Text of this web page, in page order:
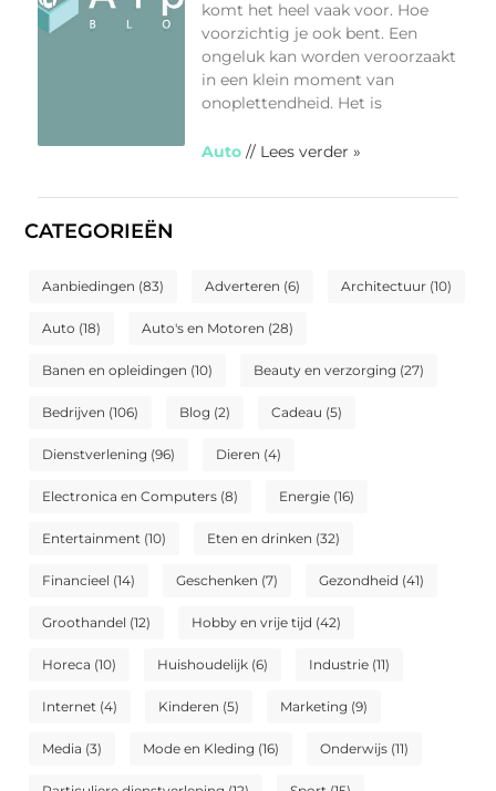
CATEGORIEËN
Aanbiedingen (83) Adverteren (6) Architectuur (10)
Auto (18) Auto's en Motoren (28)
Banen en opleidingen (10) Beauty en verzorging (27)
Bedrijven (106) Blog (2) Cadeau (5)
Dienstverlening (96) Dieren (4)
Electronica en Computers (8) Energie (16)
Entertainment (10) Eten en drinken (32)
Financieel (14) Geschenken (7) Gezondheid (41)
Groothandel (12) Hobby en vrije tijd (42)
Horeca (10) Huishoudelijk (6) Industrie (11)
Internet (4) Kinderen (5) Marketing (9)
Media (3) Mode en Kleding (16) Onderwijs (11)
komt het heel vaak voor. Hoe
voorzichtig je ook bent. Een
ongeluk kan worden veroorzaakt
in een klein moment van
onoplettendheid. Het is
Auto // Lees verder »